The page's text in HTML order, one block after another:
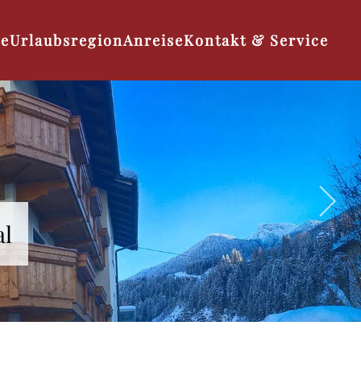
UrlaubsregionAnreiseKontakt & Service